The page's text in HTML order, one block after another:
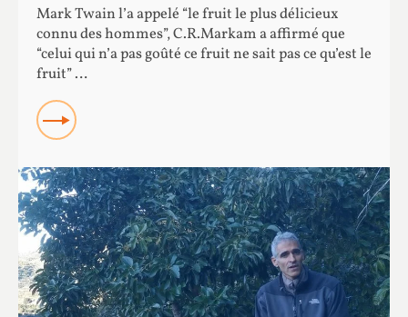
Mark Twain l’a appelé “le fruit le plus délicieux
connu des hommes”, C.R.Markam a affirmé que
“celui qui n’a pas goûté ce fruit ne sait pas ce qu’est le
fruit” …
Read more about Le fruit le plus délicieux